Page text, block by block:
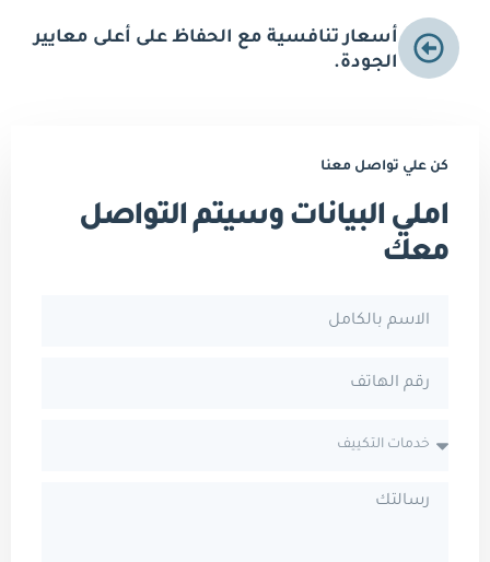
أسعار تنافسية مع الحفاظ على أعلى معايير
الجودة.
كن علي تواصل معنا
املي البيانات وسيتم التواصل
معك